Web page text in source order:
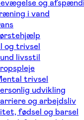
og
i vand
og trivsel
livsstil
trivsel
udvikling
og arbejdsliv
fødsel og barsel